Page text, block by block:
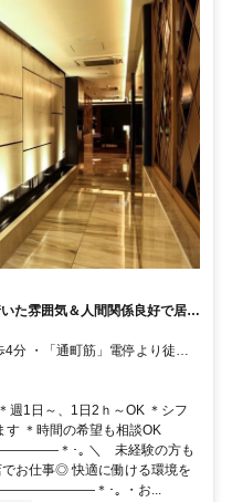
た雰囲気＆人間関係良好で居心
歴書不要
週1日～、1日2ｈ～OK ＊シフ
す ＊時間の希望も相談OK
＊･｡ ＼ 未経験の方も
お仕事◎ 快適に働ける環境を
＊･｡ ・お...